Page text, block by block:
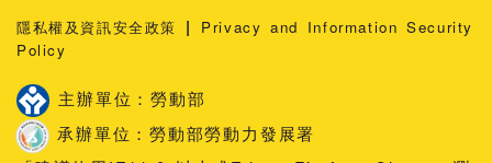
隱私權及資訊安全政策 |
Privacy and Information Security
Policy
主辦單位：勞動部
承辦單位：勞動部勞動力發展署